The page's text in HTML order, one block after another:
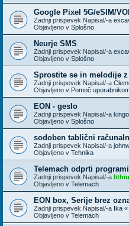
Google Pixel 5G/eSIM/
Zadnji prispevek Napisal/-a
Objavljeno v Splošno
Neurje SMS
Zadnji prispevek Napisal/-a
Objavljeno v Splošno
Sprostite se in melodije
Zadnji prispevek Napisal/-a
Objavljeno v Pomoč
EON - geslo
Zadnji prispevek Napisal/-a kingo
Objavljeno v Splošno
sodoben tablični
Zadnji prispevek Napisal/-a
Objavljeno v Tehnika
Telemach odprti
Zadnji prispevek Napisal/-a
Objavljeno v Telemach
EON box, Serije brez
Zadnji prispevek Napisal/-a Ika «
Objavljeno v Telemach